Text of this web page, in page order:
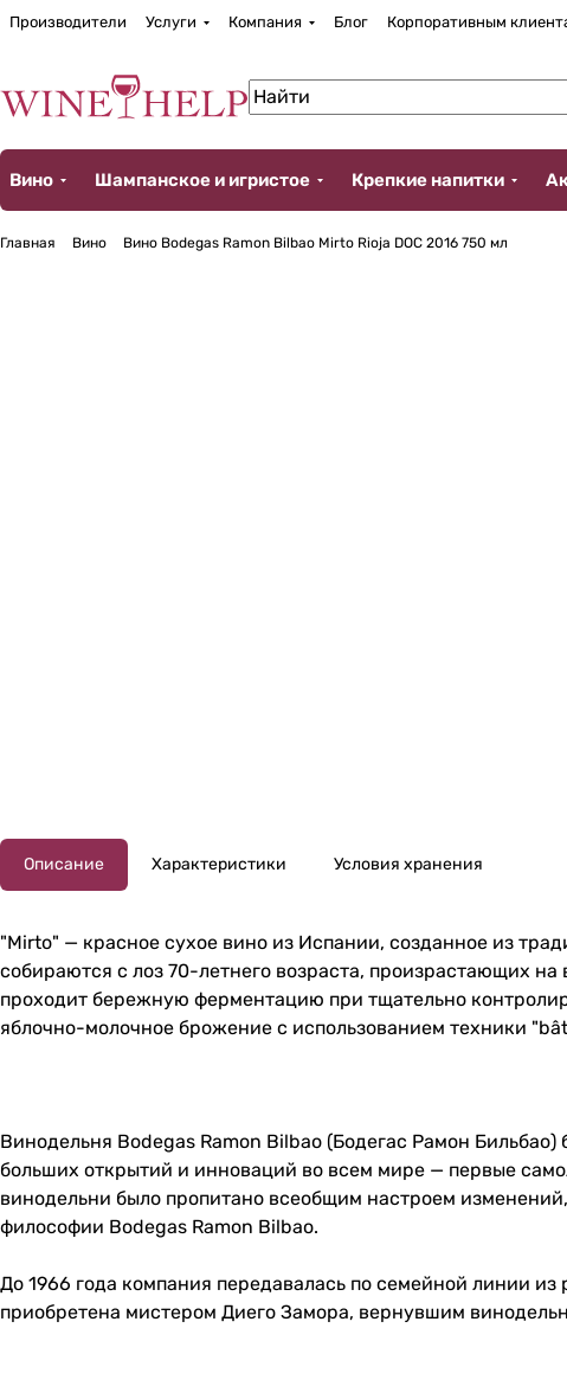
Производители Услуги Компания Блог Корпоративным
Вино Шампанское и игристое Крепкие напитки
Главная Вино Вино Bodegas Ramon Bilbao Mirto Rioja DOC 2016 750 мл
Описание Характеристики Условия хранения
"Mirto" — красное сухое вино из Испании, созданное из
собираются с лоз 70-летнего возраста, произрастающих
проходит бережную ферментацию при тщательно
яблочно-молочное брожение с использованием техники
Винодельня Bodegas Ramon Bilbao (Бодегас Рамон
больших открытий и инноваций во всем мире — первые
винодельни было пропитано всеобщим настроем
философии Bodegas Ramon Bilbao.
До 1966 года компания передавалась по семейной линии
приобретена мистером Диего Замора, вернувшим